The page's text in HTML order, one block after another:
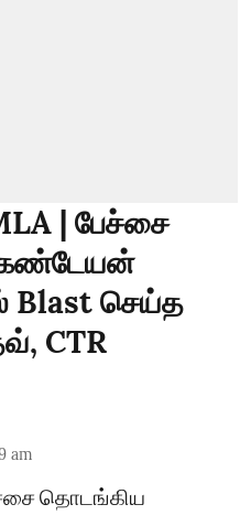
| பேச்சை
Blast செய்த
CTR
am
தொடங்கிய